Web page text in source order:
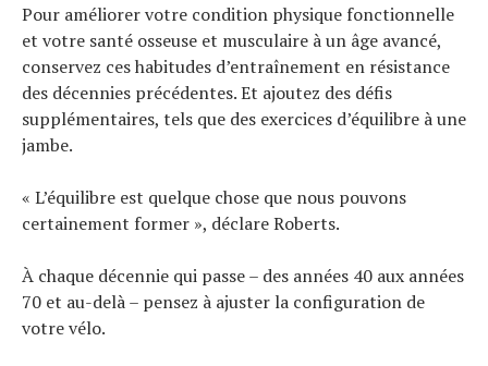
Pour améliorer votre condition physique fonctionnelle
et votre santé osseuse et musculaire à un âge avancé,
conservez ces habitudes d’entraînement en résistance
des décennies précédentes. Et ajoutez des défis
supplémentaires, tels que des exercices d’équilibre à une
jambe.
« L’équilibre est quelque chose que nous pouvons
certainement former », déclare Roberts.
À chaque décennie qui passe – des années 40 aux années
70 et au-delà – pensez à ajuster la configuration de
votre vélo.